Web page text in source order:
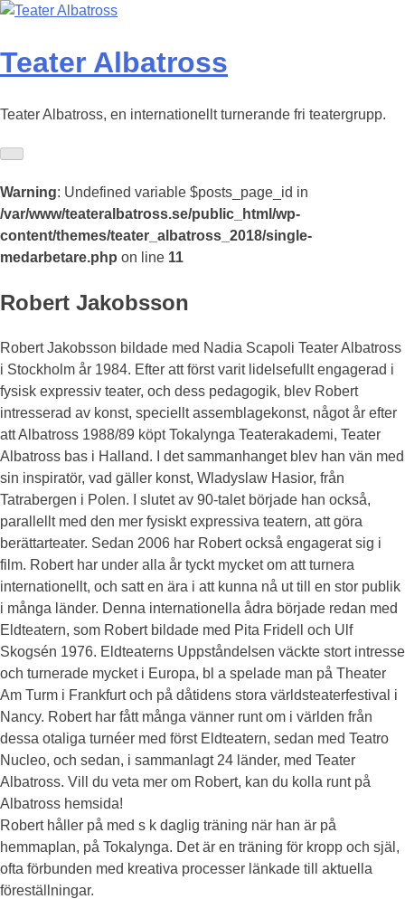
Skip
content
Teater Albatross
Teater Albatross, en internationellt turnerande fri teatergrupp.
Warning: Undefined variable $posts_page_id in
/var/www/teateralbatross.se/public_html/wp-
content/themes/teater_albatross_2018/single-
medarbetare.php on line 11
Robert Jakobsson
Robert Jakobsson bildade med Nadia Scapoli Teater Albatross
i Stockholm år 1984. Efter att först varit lidelsefullt engagerad i
fysisk expressiv teater, och dess pedagogik, blev Robert
intresserad av konst, speciellt assemblagekonst, något år efter
att Albatross 1988/89 köpt Tokalynga Teaterakademi, Teater
Albatross bas i Halland. I det sammanhanget blev han vän med
sin inspiratör, vad gäller konst, Wladyslaw Hasior, från
Tatrabergen i Polen. I slutet av 90-talet började han också,
parallellt med den mer fysiskt expressiva teatern, att göra
berättarteater. Sedan 2006 har Robert också engagerat sig i
film. Robert har under alla år tyckt mycket om att turnera
internationellt, och satt en ära i att kunna nå ut till en stor publik
i många länder. Denna internationella ådra började redan med
Eldteatern, som Robert bildade med Pita Fridell och Ulf
Skogsén 1976. Eldteaterns Uppståndelsen väckte stort intresse
och turnerade mycket i Europa, bl a spelade man på Theater
Am Turm i Frankfurt och på dåtidens stora världsteaterfestival i
Nancy. Robert har fått många vänner runt om i världen från
dessa otaliga turnéer med först Eldteatern, sedan med Teatro
Nucleo, och sedan, i sammanlagt 24 länder, med Teater
Albatross. Vill du veta mer om Robert, kan du kolla runt på
Albatross hemsida!
Robert håller på med s k daglig träning när han är på
hemmaplan, på Tokalynga. Det är en träning för kropp och själ,
ofta förbunden med kreativa processer länkade till aktuella
föreställningar.